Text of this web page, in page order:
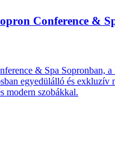
Conference &
& Spa Sopronban,
egyedülálló és exkluzív
modern szobákkal.